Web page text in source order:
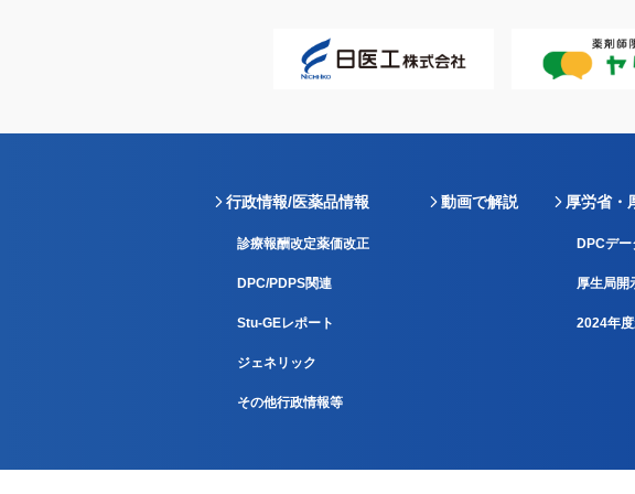
行政情報/医薬品情報
診療報酬改定薬価改正
DPC/PDPS関連
Stu-GEレポート
ジェネリック
その他行政情報等
動画で解説 厚労省・
DPCデー
厚生局開
2024年